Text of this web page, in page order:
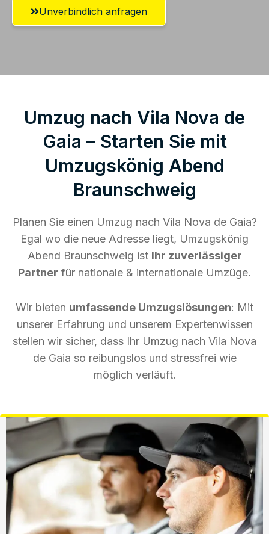
Unverbindlich anfragen
Umzug nach Vila Nova de
Gaia – Starten Sie mit
Umzugskönig Abend
Braunschweig
Planen Sie einen Umzug nach Vila Nova de Gaia?
Egal wo die neue Adresse liegt, Umzugskönig
Abend Braunschweig ist Ihr zuverlässiger
Partner für nationale & internationale Umzüge.
Wir bieten umfassende Umzugslösungen: Mit
unserer Erfahrung und unserem Expertenwissen
stellen wir sicher, dass Ihr Umzug nach Vila Nova
de Gaia so reibungslos und stressfrei wie
möglich verläuft.